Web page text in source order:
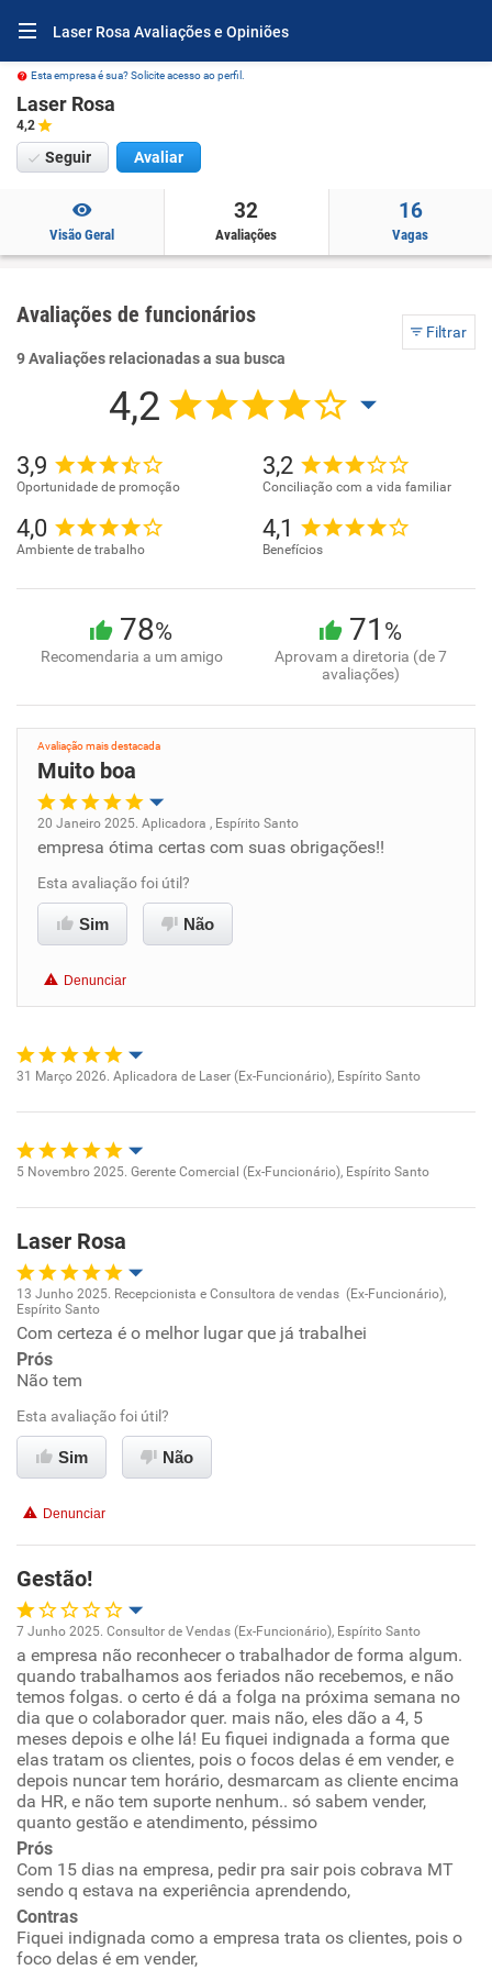
Laser Rosa Avaliações e Opiniões
Esta empresa é sua? Solicite acesso ao perfil.
Laser Rosa
4,2
Seguir Avaliar
Visão Geral
32
Avaliações
16
Vagas
Avaliações de funcionários
Filtrar
9 Avaliações relacionadas a sua busca
4,2
3,9
Oportunidade de promoção
3,2
Conciliação com a vida familiar
4,0
Ambiente de trabalho
4,1
Benefícios
78%
Recomendaria a um amigo
71 %
Aprovam a diretoria (de 7
avaliações)
Avaliação mais destacada
Muito boa
Oportunidade de promoção
Ambiente de trabalho
Benefícios
Recomenda esta empresa
20 Janeiro 2025. Aplicadora , Espírito Santo
empresa ótima certas com suas obrigações!!
Esta avaliação foi útil?
Sim Não
Denunciar
Ambiente de trabalho
Conciliação com a vida familiar
Benefícios
Recomenda esta empresa
31 Março 2026. Aplicadora de Laser (Ex-Funcionário), Espírito Santo
Ambiente de trabalho
Conciliação com a vida familiar
Benefícios
Recomenda esta empresa
5 Novembro 2025. Gerente Comercial (Ex-Funcionário), Espírito Santo
Laser Rosa
Oportunidade de promoção
Ambiente de trabalho
Conciliação com a vida familiar
Benefícios
Recomenda a diretoria
13 Junho 2025. Recepcionista e Consultora de vendas (Ex-Funcionário),
Espírito Santo
Com certeza é o melhor lugar que já trabalhei
Prós
Não tem
Esta avaliação foi útil?
Sim Não
Denunciar
Gestão!
Oportunidade de promoção
Ambiente de trabalho
Conciliação com a vida familiar
Benefícios
Não recomenda esta empresa
Não recomenda a diretoria
7 Junho 2025. Consultor de Vendas (Ex-Funcionário), Espírito Santo
a empresa não reconhecer o trabalhador de forma algum.
quando trabalhamos aos feriados não recebemos, e não
temos folgas. o certo é dá a folga na próxima semana no
dia que o colaborador quer. mais não, eles dão a 4, 5
meses depois e olhe lá! Eu fiquei indignada a forma que
elas tratam os clientes, pois o focos delas é em vender, e
depois nuncar tem horário, desmarcam as cliente encima
da HR, e não tem suporte nenhum.. só sabem vender,
quanto gestão e atendimento, péssimo
Prós
Com 15 dias na empresa, pedir pra sair pois cobrava MT
sendo q estava na experiência aprendendo,
Contras
Fiquei indignada como a empresa trata os clientes, pois o
foco delas é em vender,